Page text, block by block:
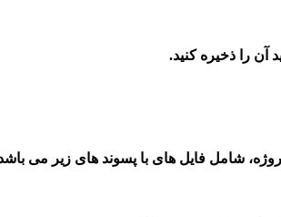
شامل فایل های با پسوند های زیر می